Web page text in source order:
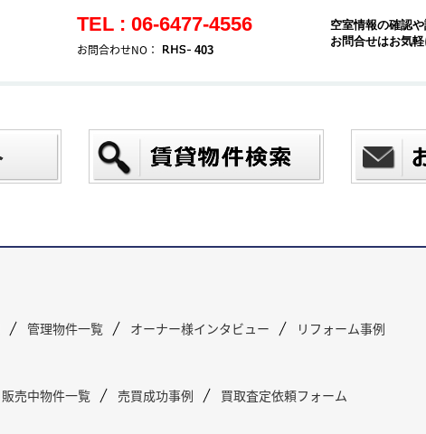
TEL : 06-6477-4556
お問合わせNO： 403
空室情報の確認
お問合せはお気
管理物件一覧 オーナー様インタビュー リフォーム事例
販売中物件一覧 売買成功事例 買取査定依頼フォーム